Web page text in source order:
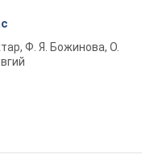
Ф. Я. Божинова, О.